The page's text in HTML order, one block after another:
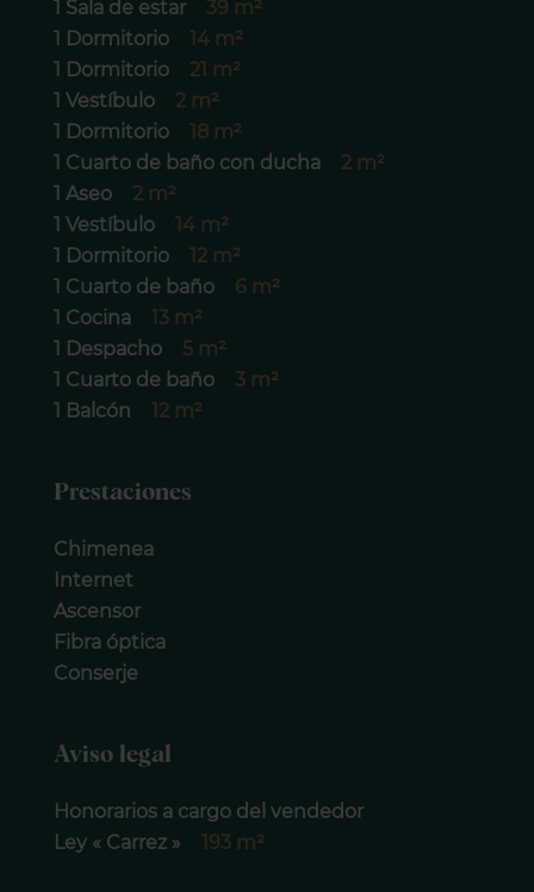
1 Sala de estar
39 m²
1 Dormitorio
14 m²
1 Dormitorio
21 m²
1 Vestíbulo
2 m²
1 Dormitorio
18 m²
1 Cuarto de baño con ducha
2 m²
1 Aseo
2 m²
1 Vestíbulo
14 m²
1 Dormitorio
12 m²
1 Cuarto de baño
6 m²
1 Cocina
13 m²
1 Despacho
5 m²
1 Cuarto de baño
3 m²
1 Balcón
12 m²
Prestaciones
Chimenea
Internet
Ascensor
Fibra óptica
Conserje
Aviso legal
Honorarios a cargo del vendedor
Ley « Carrez »
193 m²